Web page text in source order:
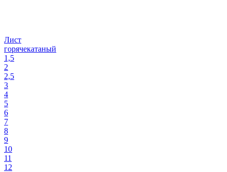
Лист
горячекатаный
1,5
2
2,5
3
4
5
6
7
8
9
10
11
12